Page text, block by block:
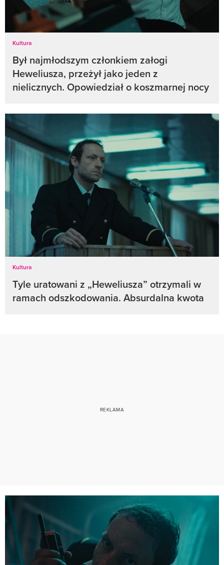
Kultura
Był najmłodszym członkiem załogi
Heweliusza, przeżył jako jeden z
nielicznych. Opowiedział o koszmarnej nocy
Kultura
Tyle uratowani z „Heweliusza” otrzymali w
ramach odszkodowania. Absurdalna kwota